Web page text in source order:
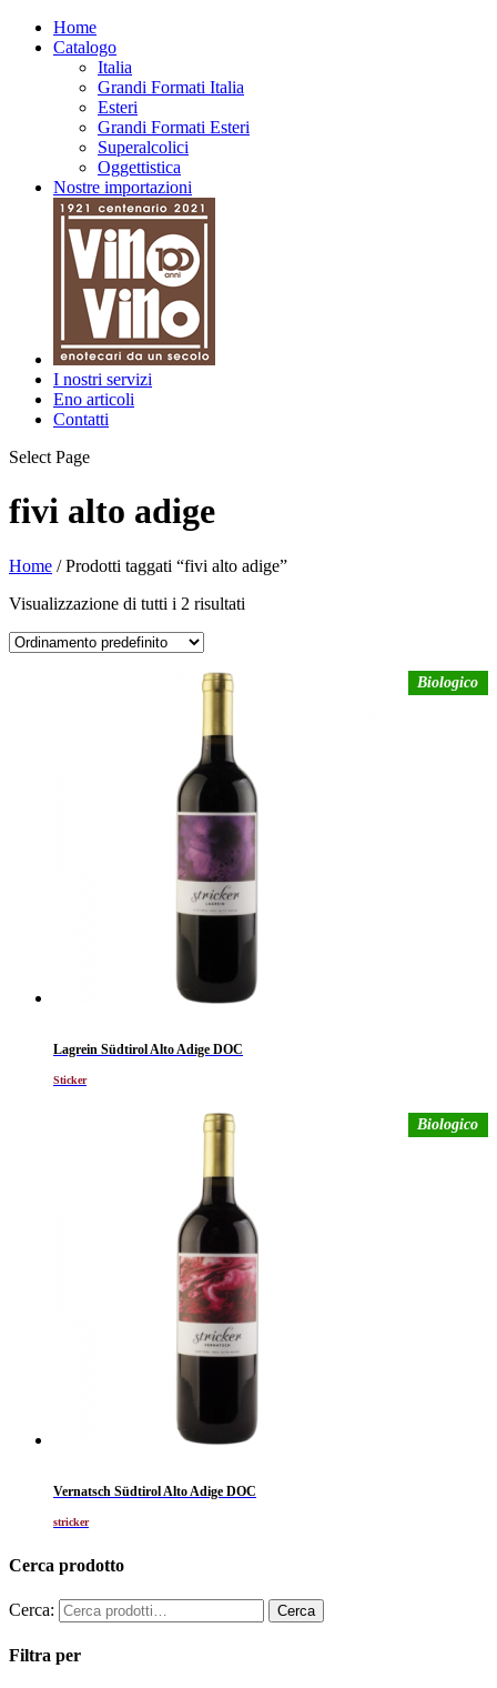
Home
Catalogo
Italia
Grandi Formati Italia
Esteri
Grandi Formati Esteri
Superalcolici
Oggettistica
Nostre importazioni
I nostri servizi
Eno articoli
Contatti
Select Page
fivi alto adige
Home / Prodotti taggati “fivi alto adige”
Visualizzazione di tutti i 2 risultati
Biologico
Lagrein Südtirol Alto Adige DOC
Sticker
Biologico
Vernatsch Südtirol Alto Adige DOC
stricker
Cerca prodotto
Cerca:
Filtra per